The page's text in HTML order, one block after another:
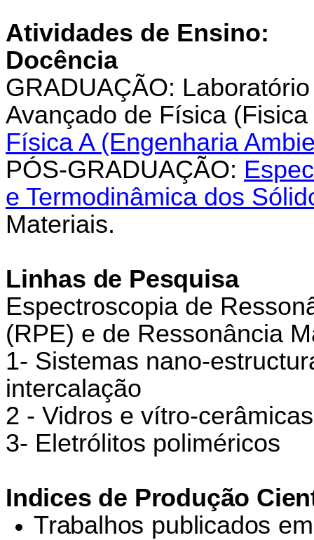
Atividades de Ensino:
Docência
GRADUAÇÃO:
Avançado de Física
Física A (Engenharia
PÓS-GRADUAÇÃO:
e Termodinâmica dos
Materiais.
Linhas de Pesquisa
Espectroscopia de
(RPE) e de Ressonância
1- Sistemas nano-
intercalação
2 - Vidros e vítro-cerâmicas
3- Eletrólitos poliméricos
Indices de Produção
Trabalhos publicados